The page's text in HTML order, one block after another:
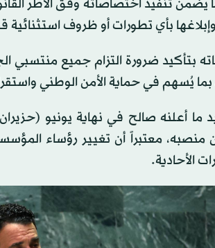
يضمن تنفيذ اختصاصاته وفق الأطر
بأي تطورات أو ظروف استثنائية
بتأكيد ضرورة التزام جميع منتسبي
يُسهم في حماية الأمن الوطني
ما أعلنه صالح في نهاية يونيو
منصبه، معتبراً أن تغيير رؤساء
الأحادية.